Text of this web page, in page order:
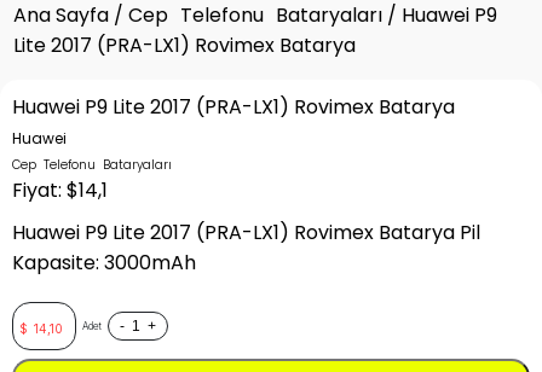
Ana Sayfa / Cep Telefonu Bataryaları / Huawei P9
Lite 2017 (PRA-LX1) Rovimex Batarya
Huawei P9 Lite 2017 (PRA-LX1) Rovimex Batarya
Huawei
Cep Telefonu Bataryaları
Fiyat: $14,1
Huawei P9 Lite 2017 (PRA-LX1) Rovimex Batarya Pil
Kapasite: 3000mAh
$ 14,10 Adet - +